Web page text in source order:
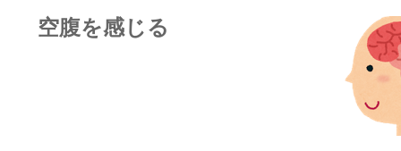
空腹を感じる